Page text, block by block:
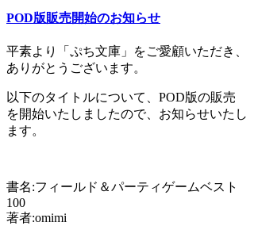
POD版販売開始のお知らせ
平素より「ぷち文庫」をご愛顧いただき、
ありがとうございます。
以下のタイトルについて、POD版の販売
を開始いたしましたので、お知らせいたし
ます。
書名:フィールド＆パーティゲームベスト
100
著者:omimi